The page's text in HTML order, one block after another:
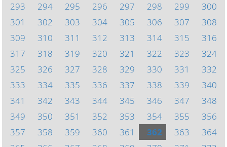
293
294 295 296 297 298 299
300
301
302 303 304 305 306 307
308
309
310 311 312 313 314 315
316
317
318 319 320 321 322 323
324
325
326 327 328 329 330 331
332
333
334 335 336 337 338 339
340
341
342 343 344 345 346 347
348
349
350 351 352 353 354 355
356
357
358 359 360 361 362 363
364